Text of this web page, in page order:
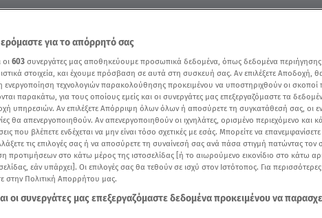
για το απόρρητό σας
οι 603 συνεργάτες μας αποθηκεύουμε προσωπικά δεδομένα, όπως δεδομένα
στοιχεία, και έχουμε πρόσβαση σε αυτά στη συσκευή σας. Αν επιλέξετε Αποδοχή,
ενεργοποίηση τεχνολογιών παρακολούθησης προκειμένου να υποστηριχθούν οι σκοποί
παρακάτω, για τους οποίους εμείς και οι συνεργάτες μας επεξεργαζόμαστε τα
υπηρεσιών. Αν επιλέξετε Απόρριψη όλων όλων ή αποσύρετε τη συγκατάθεσή σας, οι
θα απενεργοποιηθούν. Αν απενεργοποιηθούν οι ιχνηλάτες, ορισμένο περιεχόμενο και
που βλέπετε ενδέχεται να μην είναι τόσο σχετικές με εσάς. Μπορείτε να
τις επιλογές σας ή να αποσύρετε τη συναίνεσή σας ανά πάσα στιγμή πατώντας τον
προτιμήσεων στο κάτω μέρος της ιστοσελίδας [ή το αιωρούμενο εικονίδιο στο κάτω
εάν υπάρχει]. Οι επιλογές σας θα τεθούν σε ισχύ στον Ιστότοπος. Για
στην Πολιτική Απορρήτου μας.
οι συνεργάτες μας επεξεργαζόμαστε δεδομένα προκειμένου να